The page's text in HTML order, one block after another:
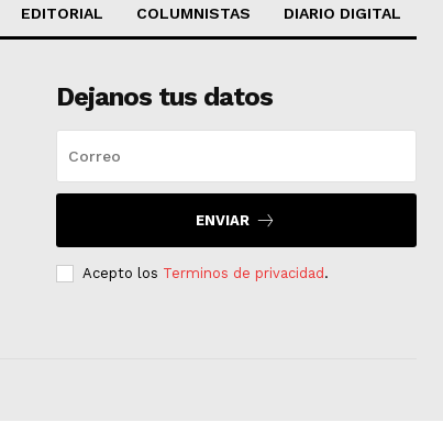
EDITORIAL COLUMNISTAS DIARIO DIGITAL
Dejanos tus datos
ENVIAR
Acepto los Terminos de privacidad .